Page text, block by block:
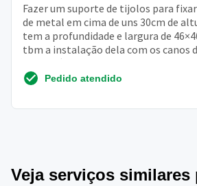
Fazer um suporte de tijolos para
de metal em cima de uns 30cm de
tem a profundidade e largura de
tbm a instalação dela com os canos
chaminé
Pedido atendido
Veja serviços similares